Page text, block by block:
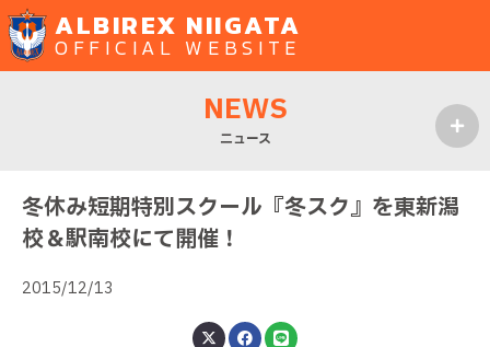
ALBIREX NIIGATA
OFFICIAL WEBSITE
NEWS
ニュース
冬休み短期特別スクール『冬スク』を東新潟
校＆駅南校にて開催！
2015/12/13